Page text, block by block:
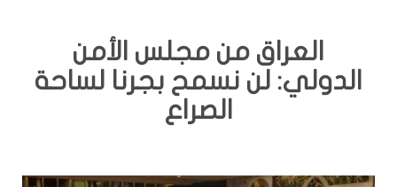
العراق من مجلس الأمن
الدولي: لن نسمح بجرنا لساحة
الصراع